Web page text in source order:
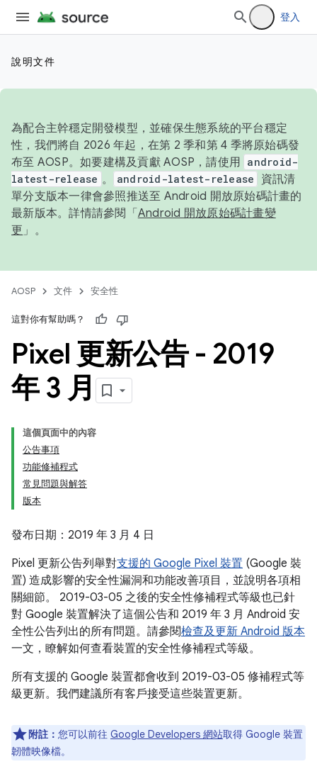
登入
說明文件
為配合主幹穩定開發模型，並確保生態系統的平台穩定
性，我們將自 2026 年起，在第 2 季和第 4 季將原始碼發
布至 AOSP。如要建構及貢獻 AOSP，請使用 android-
latest-release 。 android-latest-release
資訊清
單分支版本一律會參照推送至 Android 開放原始碼計畫的
最新版本。詳情請參閱「 Android 開放原始碼計畫變
更 」。
AOSP 文件 安全性
這對你有幫助嗎？
Pixel 更新公告 - 2019
年 3 月
這個頁面中的內容
公告事項
功能修補程式
常見問題與解答
版本
發布日期：2019 年 3 月 4 日
Pixel 更新公告列舉對支援的 Google Pixel 裝置 (Google 裝
置) 造成影響的安全性漏洞和功能改善項目，並說明各項相
關細節。 2019-03-05 之後的安全性修補程式等級也已針
對 Google 裝置解決了這個公告和 2019 年 3 月 Android 安
全性公告列出的所有問題。請參閱檢查及更新 Android 版本
一文，瞭解如何查看裝置的安全性修補程式等級。
所有支援的 Google 裝置都會收到 2019-03-05 修補程式等
級更新。我們建議所有客戶接受這些裝置更新。
附註： 您可以前往 Google Developers 網站取得 Google 裝置
韌體映像檔。